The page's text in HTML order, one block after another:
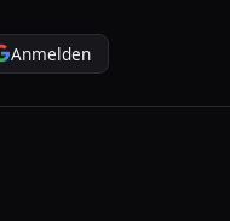
Anmelden